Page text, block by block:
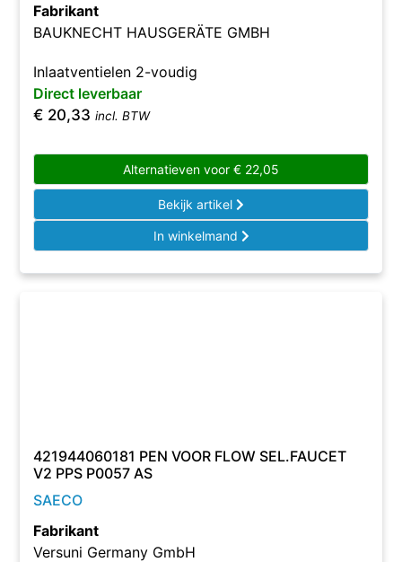
Fabrikant
BAUKNECHT HAUSGERÄTE GMBH
Inlaatventielen 2-voudig
Direct leverbaar
€ 20,33 incl. BTW
Alternatieven voor € 22,05
Bekijk artikel
In winkelmand
421944060181 PEN VOOR FLOW SEL.FAUCET
V2 PPS P0057 AS
SAECO
Fabrikant
Versuni Germany GmbH